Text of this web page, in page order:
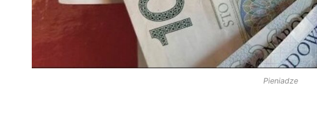
Pieniadze